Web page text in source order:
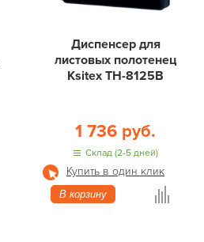
Диспенсер для
листовых полотенец
Ksitex ТН-8125B
1 736 руб.
Склад (2-5 дней)
Купить в один клик
В корзину